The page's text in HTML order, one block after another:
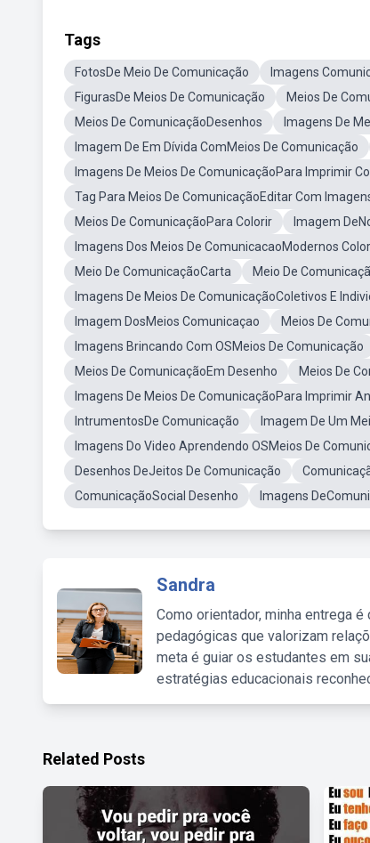
Tags
FotosDe Meio De Comunicação Imagens
FigurasDe Meios De Comunicação
Meios De
Meios De ComunicaçãoDesenhos
Imagens De
Imagem De Em Dívida ComMeios De Comunicação
Imagens De Meios De ComunicaçãoPara Imprimir
Tag Para Meios De ComunicaçãoEditar Com
Meios De ComunicaçãoPara Colorir
Imagem
Imagens Dos Meios De ComunicacaoModernos
Meio De ComunicaçãoCarta
Meio De
Imagens De Meios De ComunicaçãoColetivos E
Imagem DosMeios Comunicaçao
Meios De
Imagens Brincando Com OSMeios De Comunicação
Meios De ComunicaçãoEm Desenho
Meios De
Imagens De Meios De ComunicaçãoPara Imprimir
IntrumentosDe Comunicação
Imagem De Um
Imagens Do Video Aprendendo OSMeios De
Desenhos DeJeitos De Comunicação
ComunicaçãoSocial Desenho
Imagens
Sandra
Como orientador, minha entrega
pedagógicas que valorizam
meta é guiar os estudantes em
estratégias educacionais
Related Posts